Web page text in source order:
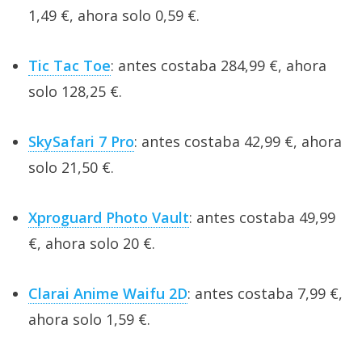
1,49 €, ahora solo 0,59 €.
Tic Tac Toe: antes costaba 284,99 €, ahora
solo 128,25 €.
SkySafari 7 Pro: antes costaba 42,99 €, ahora
solo 21,50 €.
Xproguard Photo Vault: antes costaba 49,99
€, ahora solo 20 €.
Clarai Anime Waifu 2D: antes costaba 7,99 €,
ahora solo 1,59 €.